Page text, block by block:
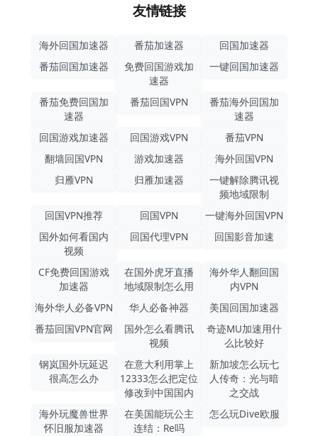
友情链接
海外回国加速器 番茄加速器
回国加速器
番茄回国加速器
免费回国游戏加
速器
一键回国加速器
番茄免费回国加
速器
番茄回国VPN
番茄海外回国加
速器
回国游戏加速器
回国游戏VPN
番茄VPN
翻墙回国VPN
游戏加速器
海外回国VPN
归雁VPN
归雁加速器
一键解除腾讯视
频地域限制
回国VPN推荐
回国VPN
一键海外回国VPN
国外如何看国内
视频
回国代理VPN 回国影音加速
CF免费回国游戏
加速器
在国外虎牙直播
地域限制怎么用
海外华人翻回国
内VPN
海外华人必备VPN
华人必备神器
美国回国加速器
番茄回国VPN官网
国外怎么看腾讯
视频
奇迹MU加速用什
么比较好
钢岚国外玩延迟
很高怎么办
在意大利用掌上
12333怎么把定位
修改到中国国内
新加坡怎么玩七
人传奇：光与暗
之交战
海外玩魔兽世界
怀旧服加速器
在美国能玩公主
连结：Re吗
怎么玩Dive欧服